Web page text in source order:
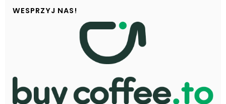
WESPRZYJ NAS!